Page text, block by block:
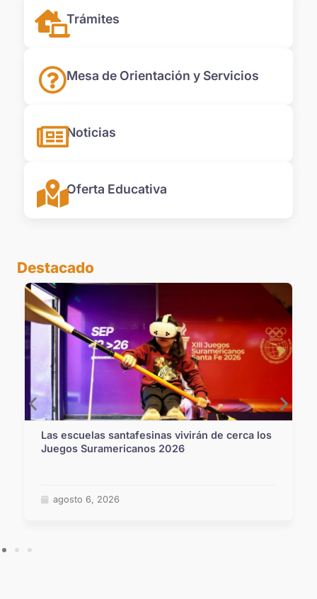
Trámites
Mesa de Orientación y Servicios
Noticias
Oferta Educativa
Destacado
Las escuelas santafesinas vivirán de cerca los
Juegos Suramericanos 2026
agosto 6, 2026